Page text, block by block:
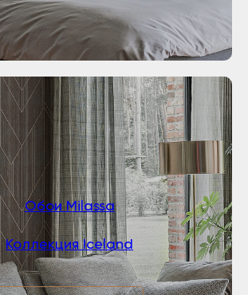
Обои Milassa
Коллекция Iceland